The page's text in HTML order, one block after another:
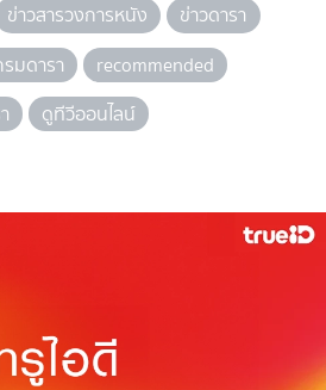
ข่าวสารวงการหนัง
ข่าวดารา
มดารา
recommended
ดูทีวีออนไลน์